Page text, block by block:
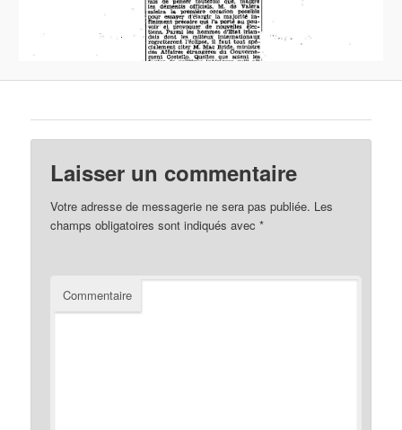
Laisser un commentaire
Votre adresse de messagerie ne sera pas publiée. Les
champs obligatoires sont indiqués avec*
Commentaire